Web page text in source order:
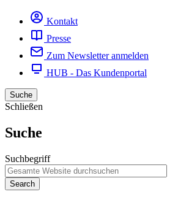
Kontakt
Presse
Zum Newsletter anmelden
HUB - Das Kundenportal
Suche
Schließen
Suche
Suchbegriff